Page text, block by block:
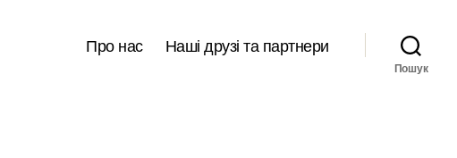
Про нас Наші друзі та партнери
Пошук